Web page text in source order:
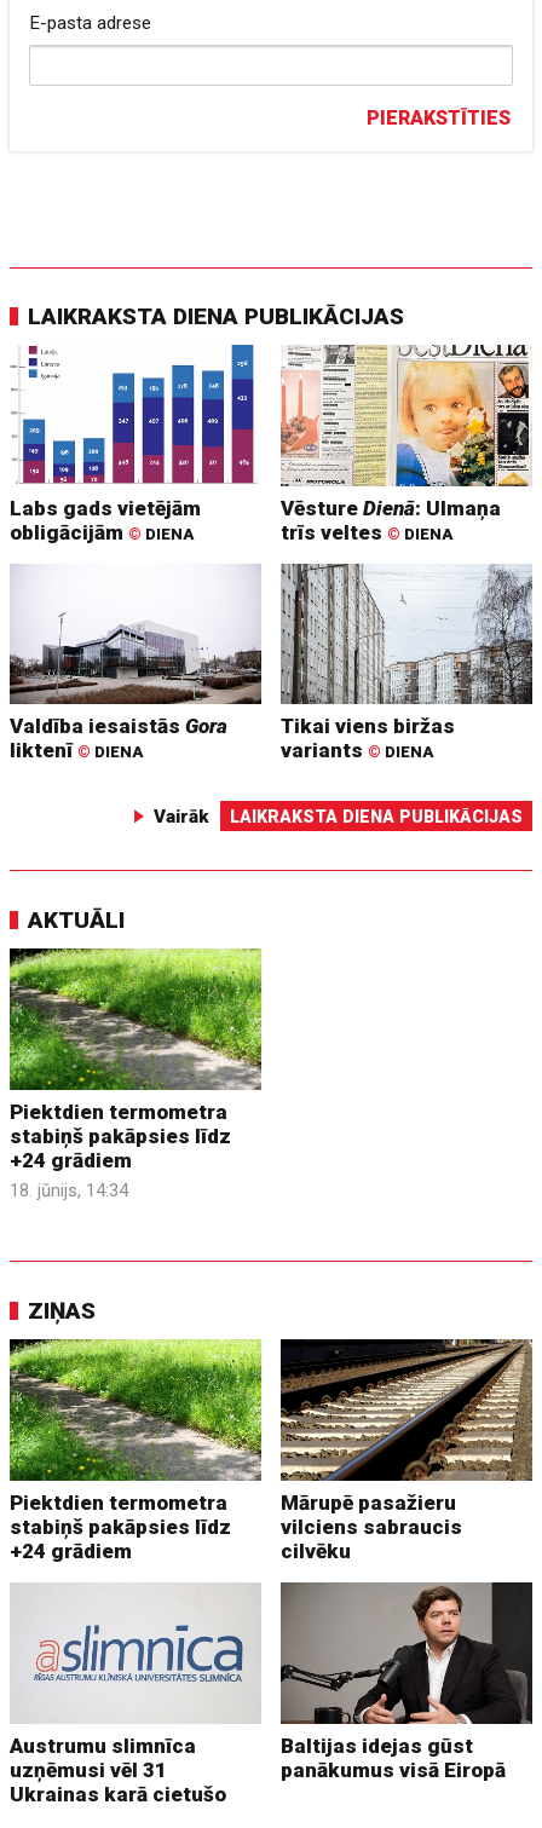
E-pasta adrese
PIERAKSTĪTIES
LAIKRAKSTA DIENA PUBLIKĀCIJAS
Labs gads vietējām
obligācijām © DIENA
VēstureDienā: Ulmaņa
trīs veltes © DIENA
Valdība iesaistāsGora
liktenī © DIENA
Tikai viens biržas
variants © DIENA
Vairāk LAIKRAKSTA DIENA PUBLIKĀCIJAS
AKTUĀLI
Piektdien termometra
stabiņš pakāpsies līdz
+24 grādiem
18. jūnijs, 14:34
ZIŅAS
Piektdien termometra
stabiņš pakāpsies līdz
+24 grādiem
Mārupē pasažieru
vilciens sabraucis
cilvēku
Austrumu slimnīca
uzņēmusi vēl 31
Ukrainas karā cietušo
Baltijas idejas gūst
panākumus visā Eiropā